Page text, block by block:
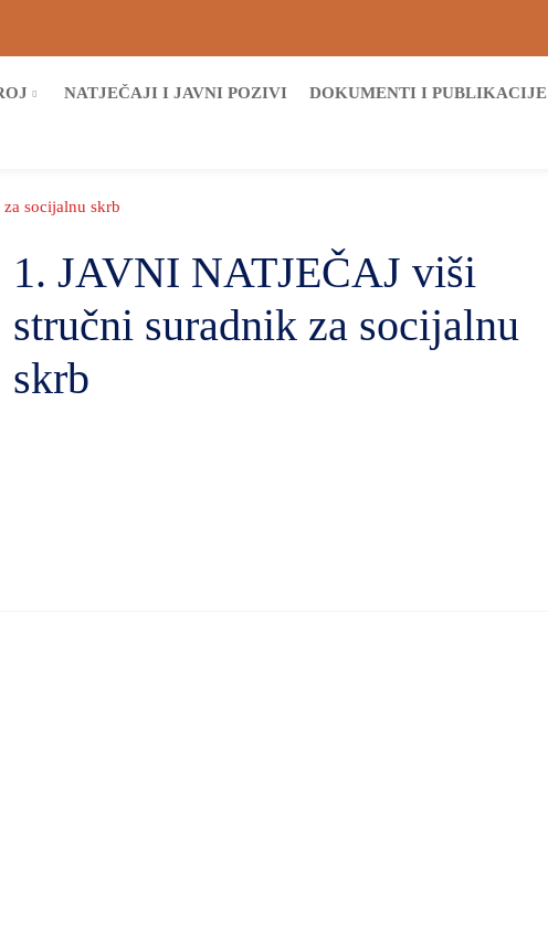
NATJEČAJI I JAVNI POZIVI DOKUMENTI I PUBLIKACIJE
socijalnu skrb
1. JAVNI NATJEČAJ viši
stručni suradnik za socijalnu
skrb